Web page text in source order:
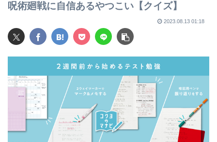
呪術廻戦に自信あるやつこい【クイズ】
2023.08.13 01:18